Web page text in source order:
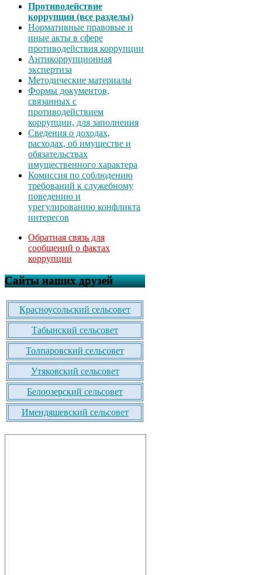
Противодействие
коррупции (все разделы)
Нормативные правовые и
иные акты в сфере
противодействия коррупции
Антикоррупционная
экспертиза
Методические материалы
Формы документов,
связанных с
противодействием
коррупции, для заполнения
Сведения о доходах,
расходах, об имуществе и
обязательствах
имущественного характера
Комиссия по соблюдению
требований к служебному
поведению и
урегулированию конфликта
интересов
Обратная связь для
сообщений о фактах
коррупции
Сайты наших друзей
Красноусольский сельсовет
Табынский сельсовет
Толпаровский сельсовет
Утяковский сельсовет
Белоозерский сельсовет
Имендяшевский сельсовет